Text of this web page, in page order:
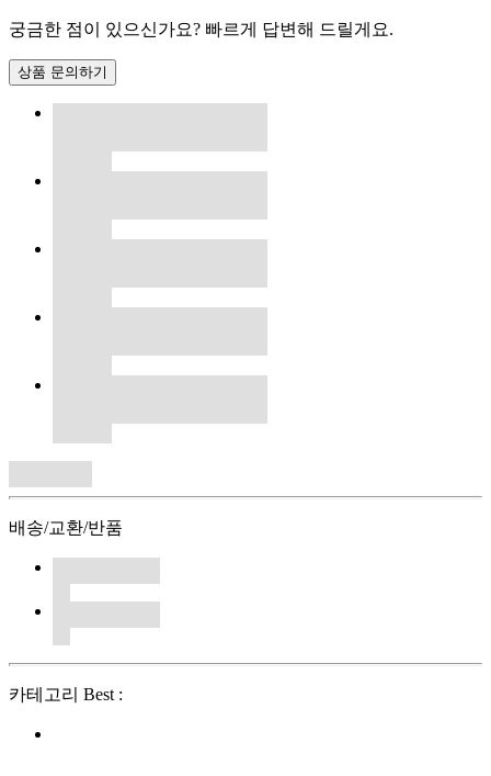
궁금한 점이 있으신가요? 빠르게 답변해 드릴게요.
상품 문의하기
배송/교환/반품
카테고리 Best :